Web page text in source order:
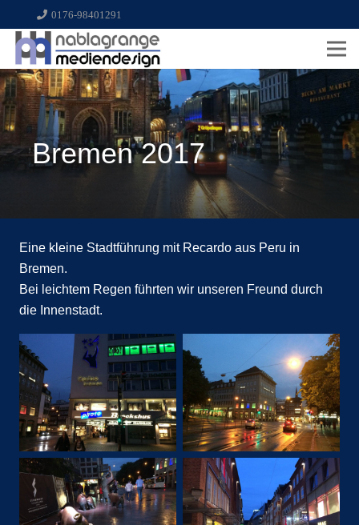
0176-98401291
Bremen 2017
Eine kleine Stadtführung mit Recardo aus Peru in
Bremen.
Bei leichtem Regen führten wir unseren Freund durch
die Innenstadt.